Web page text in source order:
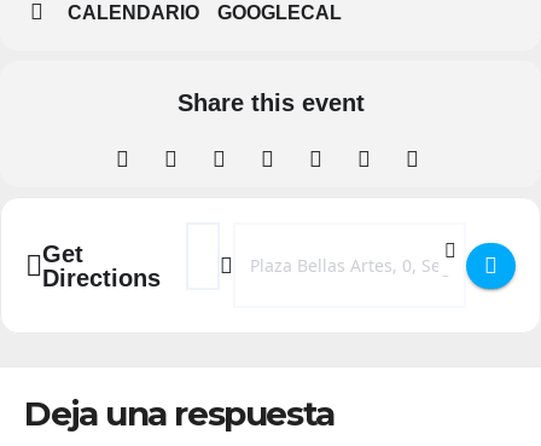
CALENDARIO GOOGLECAL
Share this event
Get
Directions
Address - Negocios vivos en el Museo
Destination Address - Negocios
Deja una respuesta